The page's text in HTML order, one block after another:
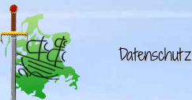
Datenschutz